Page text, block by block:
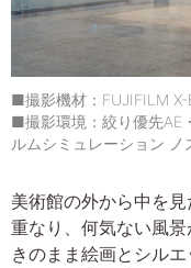
■撮影機材：FUJIFILM
■撮影環境：絞り優先AE
ルムシミュレーション
美術館の外から中を
重なり、何気ない風
きのまま絵画とシル